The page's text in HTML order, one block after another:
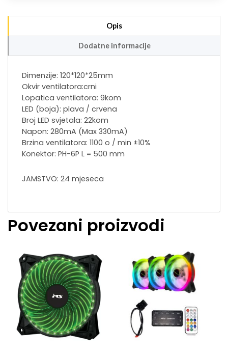
Opis
Dodatne informacije
Dimenzije: 120*120*25mm
Okvir ventilatora:crni
Lopatica ventilatora: 9kom
LED (boja): plava / crvena
Broj LED svjetala: 22kom
Napon: 280mA (Max 330mA)
Brzina ventilatora: 1100 o / min ±10%
Konektor: PH-6P L = 500 mm
JAMSTVO: 24 mjeseca
Povezani proizvodi